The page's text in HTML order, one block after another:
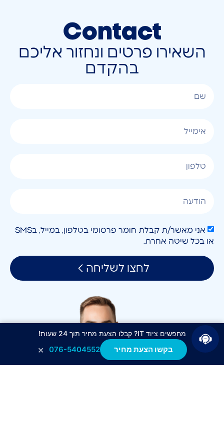
Contact
השאירו פרטים ונחזור אליכם
בהקדם
אני מאשר/ת קבלת חומר פרסומי בטלפון, במייל, בSMS
או בכל שיטה אחרת.
לחצו לשליחה
מחפשים ציוד IT? קבלו הצעת מחיר תוך 24 שעות!
בקשו הצעת מחיר 076-5404552
×